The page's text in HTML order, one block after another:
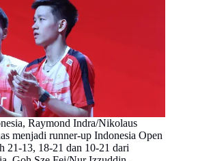
Raymond Indra/Nikolaus
menjadi runner-up Indonesia Open
21-13, 18-21 dan 10-21 dari